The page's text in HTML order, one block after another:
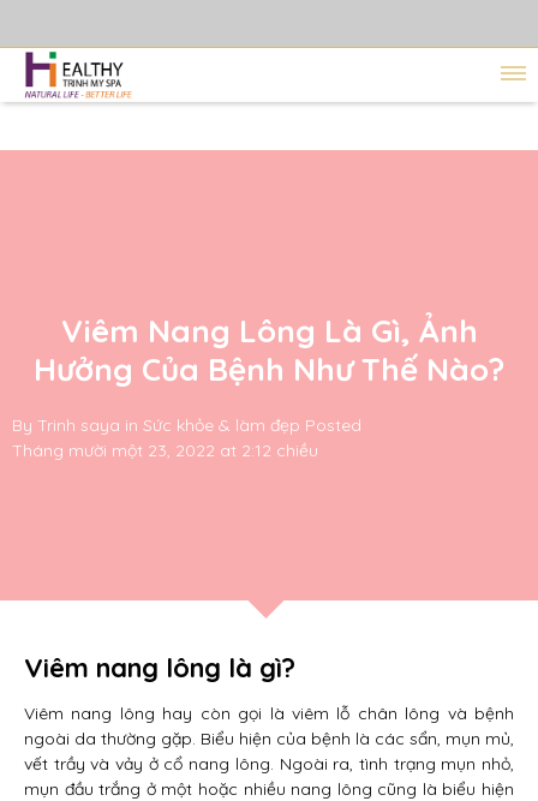
Viêm Nang Lông Là Gì, Ảnh
Hưởng Của Bệnh Như Thế Nào?
By Trinh saya in Sức khỏe & làm đẹp Posted
Tháng mười một 23, 2022 at 2:12 chiều
Viêm nang lông là gì?
Viêm nang lông hay còn gọi là viêm lỗ chân lông và bệnh
ngoài da thường gặp. Biểu hiện của bệnh là các sẩn, mụn mủ,
vết trầy và vảy ở cổ nang lông. Ngoài ra, tình trạng mụn nhỏ,
mụn đầu trắng ở một hoặc nhiều nang lông cũng là biểu hiện